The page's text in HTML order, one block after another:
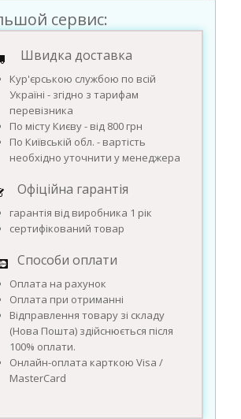
сервис:
Швидка доставка
Кур'єрською службою по всій
Україні - згідно з тарифам
перевізника
По місту Києву - від 800 грн
По Київській обл. - вартість
необхідно уточнити у менеджера
Офіційна гарантія
гарантія від виробника 1 рік
сертифікований товар
Способи оплати
Оплата на рахунок
Оплата при отриманні
Відправлення товару зі складу
(Нова Пошта) здійснюється після
100% оплати.
Онлайн-оплата карткою Visa /
MasterCard